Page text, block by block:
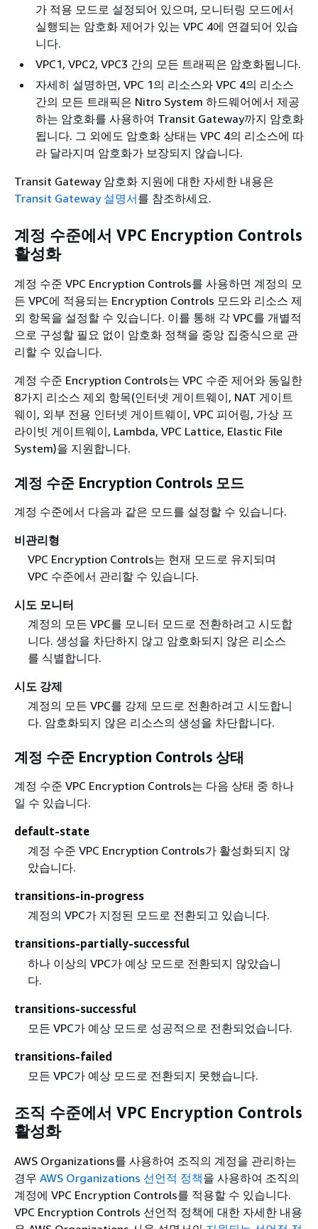
가 적용 모드로 설정되어 있으며, 모니터링 모드에서
실행되는 암호화 제어가 있는 VPC 4에 연결되어 있습
니다.
VPC1, VPC2, VPC3 간의 모든 트래픽은 암호화됩니다.
자세히 설명하면, VPC 1의 리소스와 VPC 4의 리소스
간의 모든 트래픽은 Nitro System 하드웨어에서 제공
하는 암호화를 사용하여 Transit Gateway까지 암호화
됩니다. 그 외에도 암호화 상태는 VPC 4의 리소스에 따
라 달라지며 암호화가 보장되지 않습니다.
Transit Gateway 암호화 지원에 대한 자세한 내용은
Transit Gateway 설명서를 참조하세요.
계정 수준에서 VPC Encryption Controls
활성화
계정 수준 VPC Encryption Controls를 사용하면 계정의 모
든 VPC에 적용되는 Encryption Controls 모드와 리소스 제
외 항목을 설정할 수 있습니다. 이를 통해 각 VPC를 개별적
으로 구성할 필요 없이 암호화 정책을 중앙 집중식으로 관
리할 수 있습니다.
계정 수준 Encryption Controls는 VPC 수준 제어와 동일한
8가지 리소스 제외 항목(인터넷 게이트웨이, NAT 게이트
웨이, 외부 전용 인터넷 게이트웨이, VPC 피어링, 가상 프
라이빗 게이트웨이, Lambda, VPC Lattice, Elastic File
System)을 지원합니다.
계정 수준 Encryption Controls 모드
계정 수준에서 다음과 같은 모드를 설정할 수 있습니다.
비관리형
VPC Encryption Controls는 현재 모드로 유지되며
VPC 수준에서 관리할 수 있습니다.
시도 모니터
계정의 모든 VPC를 모니터 모드로 전환하려고 시도합
니다. 생성을 차단하지 않고 암호화되지 않은 리소스
를 식별합니다.
시도 강제
계정의 모든 VPC를 강제 모드로 전환하려고 시도합니
다. 암호화되지 않은 리소스의 생성을 차단합니다.
계정 수준 Encryption Controls 상태
계정 수준 VPC Encryption Controls는 다음 상태 중 하나
일 수 있습니다.
default-state
계정 수준 VPC Encryption Controls가 활성화되지 않
았습니다.
transitions-in-progress
계정의 VPC가 지정된 모드로 전환되고 있습니다.
transitions-partially-successful
하나 이상의 VPC가 예상 모드로 전환되지 않았습니
다.
transitions-successful
모든 VPC가 예상 모드로 성공적으로 전환되었습니다.
transitions-failed
모든 VPC가 예상 모드로 전환되지 못했습니다.
조직 수준에서 VPC Encryption Controls
활성화
AWS Organizations를 사용하여 조직의 계정을 관리하는
경우 AWS Organizations 선언적 정책을 사용하여 조직의
계정에 VPC Encryption Controls를 적용할 수 있습니다.
VPC Encryption Controls 선언적 정책에 대한 자세한 내용